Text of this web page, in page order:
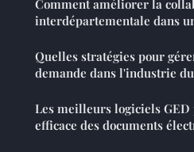
Comment améliorer la
interdépartementale dans
Quelles stratégies pour
demande dans l'industrie
Les meilleurs logiciels GED
efficace des documents